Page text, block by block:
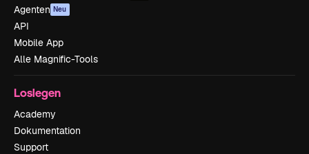
Agenten Neu
API
Mobile App
Alle Magnific-Tools
Loslegen
Academy
Dokumentation
Support